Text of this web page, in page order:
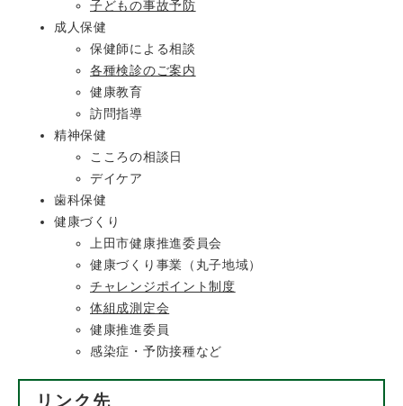
子どもの事故予防
成人保健
保健師による相談
各種検診のご案内
健康教育
訪問指導
精神保健
こころの相談日
デイケア
歯科保健
健康づくり
上田市健康推進委員会
健康づくり事業（丸子地域）
チャレンジポイント制度
体組成測定会
健康推進委員
感染症・予防接種など
リンク先